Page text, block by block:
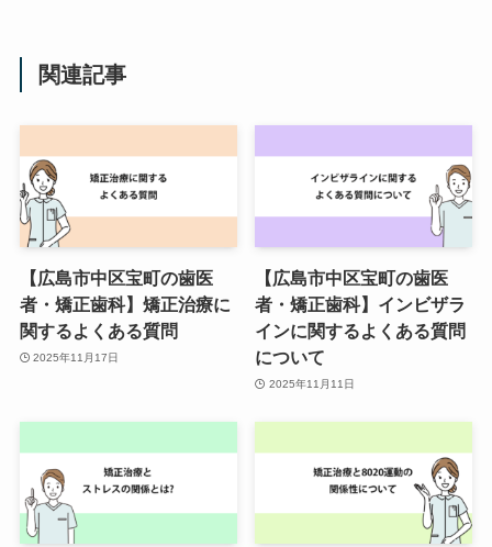
関連記事
【広島市中区宝町の歯医
者・矯正歯科】矯正治療に
関するよくある質問
2025年11月17日
【広島市中区宝町の歯医
者・矯正歯科】インビザラ
インに関するよくある質問
について
2025年11月11日